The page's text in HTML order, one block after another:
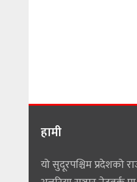
हामी
यो सुदूरपश्चिम प्रदेशको